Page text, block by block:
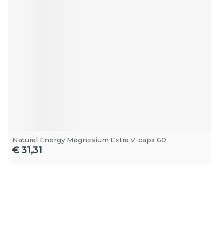
Natural Energy Magnesium Extra V-caps 60
€ 31,31